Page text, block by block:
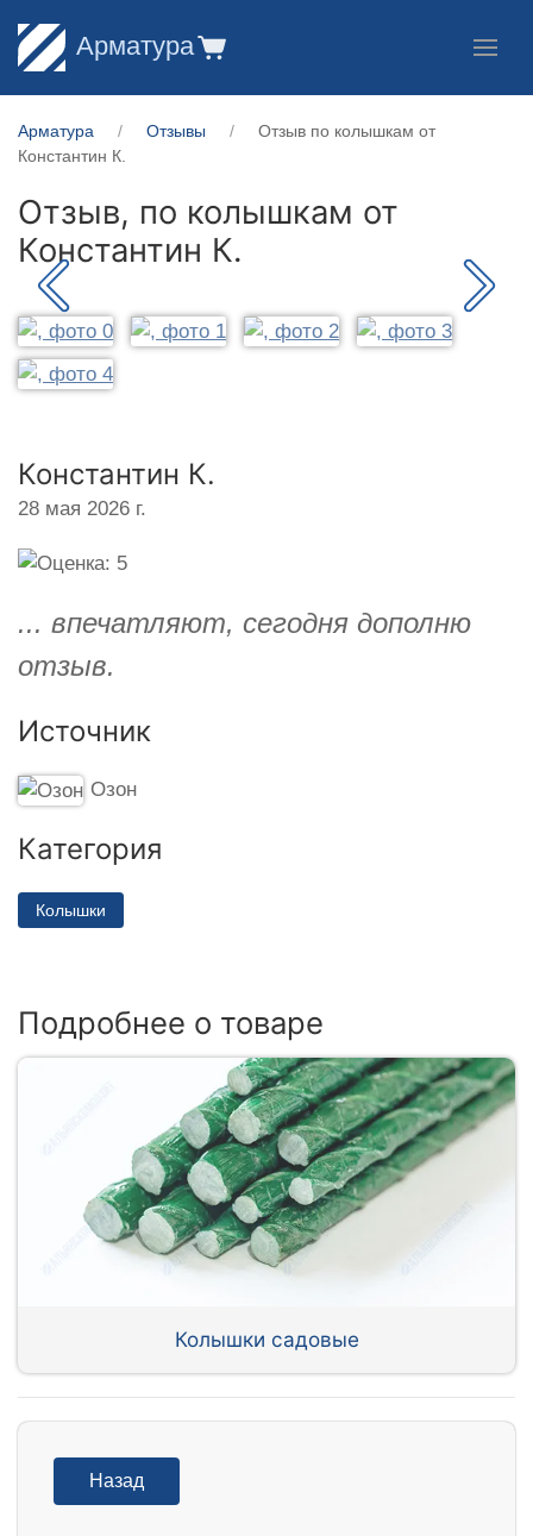
Арматура
Арматура Отзывы
Отзыв по колышкам от
Константин К.
Отзыв, по колышкам от
Константин К.
Константин К.
28 мая 2026 г.
... впечатляют, сегодня дополню
отзыв.
Источник
Озон
Категория
Колышки
Подробнее о товаре
Колышки садовые
Назад